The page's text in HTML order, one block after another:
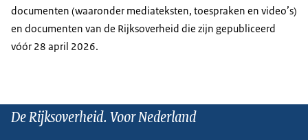
documenten (waaronder mediateksten, toespraken en video’s)
en documenten van de Rijksoverheid die zijn gepubliceerd
vóór 28 april 2026.
De Rijksoverheid. Voor Nederland